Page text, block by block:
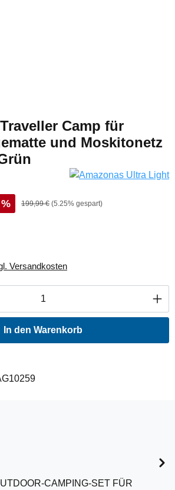
Camp für
und Moskitonetz
% 199,99 € (5.25% gespart)
Versandkosten
Gib den gewünschten
In den Warenkorb
CAMPING-SET FÜR